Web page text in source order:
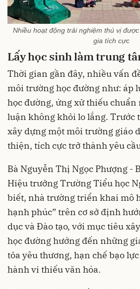
Nhiều hoạt động trải nghiệm thú vị
gia tích cực
Lấy học sinhlàm trung
Thời gian gần đây, nhiều vấn
môi trường học đường như: áp
học đường, ứng xử thiếu
luận không khỏi lo lắng. Trước
xây dựng một môi trường giáo
thiện, tích cực trở thành yêu
Bà Nguyễn Thị Ngọc Phượng -
Hiệu trưởng Trường Tiểu học
biết, nhà trường triển khai mô
hạnh phúc” trên cơ sở định
dục và Đào tạo, với mục tiêu
học đường hướng đến những
tỏa yêu thương, hạn chế bạo
hành vi thiếu văn hóa.